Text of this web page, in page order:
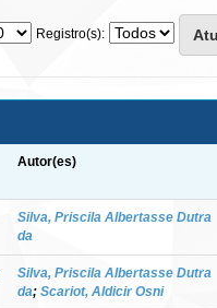
Registro(s):
Autor(es)
Silva, Priscila Albertasse Dutra
da
Silva, Priscila Albertasse Dutra
da; Scariot, Aldicir Osni